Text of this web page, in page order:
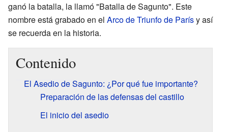
ganó la batalla, la llamó "Batalla de Sagunto". Este
nombre está grabado en el Arco de Triunfo de Parísy así
se recuerda en la historia.
Contenido
El Asedio de Sagunto: ¿Por qué fue importante?
Preparación de las defensas del castillo
El inicio del asedio